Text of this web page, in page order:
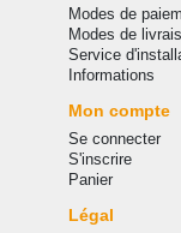
Modes de
Modes de
Service
Informations
Mon compte
Se connecter
S'inscrire
Panier
Légal